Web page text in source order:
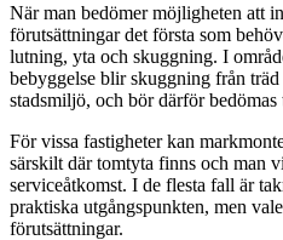
När man bedömer möjligheten att
förutsättningar det första som
lutning, yta och skuggning. I
bebyggelse blir skuggning från
stadsmiljö, och bör därför bedömas
För vissa fastigheter kan
särskilt där tomtyta finns och man
serviceåtkomst. I de flesta fall är
praktiska utgångspunkten, men
förutsättningar.